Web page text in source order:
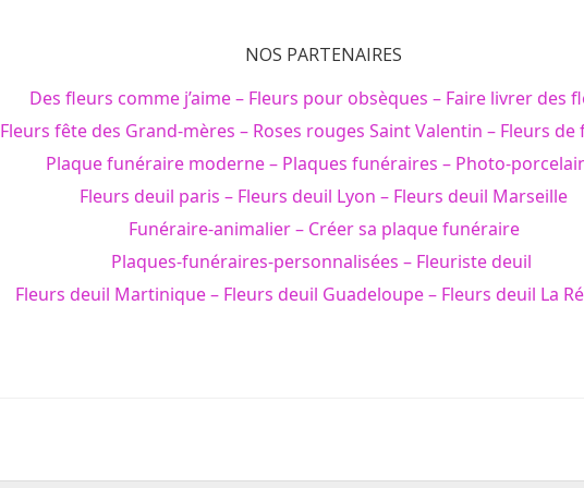
NOS PARTENAIRES
Des fleurs comme j’aime– Fleurs pour obsèques – Faire livrer des
Fleurs fête des Grand-mères – Roses rouges Saint Valentin – Fleurs de
Plaque funéraire moderne– Plaques funéraires – Photo-
Fleurs deuil paris – Fleurs deuil Lyon – Fleurs deuil Marseille
Funéraire-animalier– Créer sa plaque funéraire
Plaques-funéraires-personnalisées – Fleuriste deuil
Fleurs deuil Martinique– Fleurs deuil Guadeloupe– Fleurs deuil La